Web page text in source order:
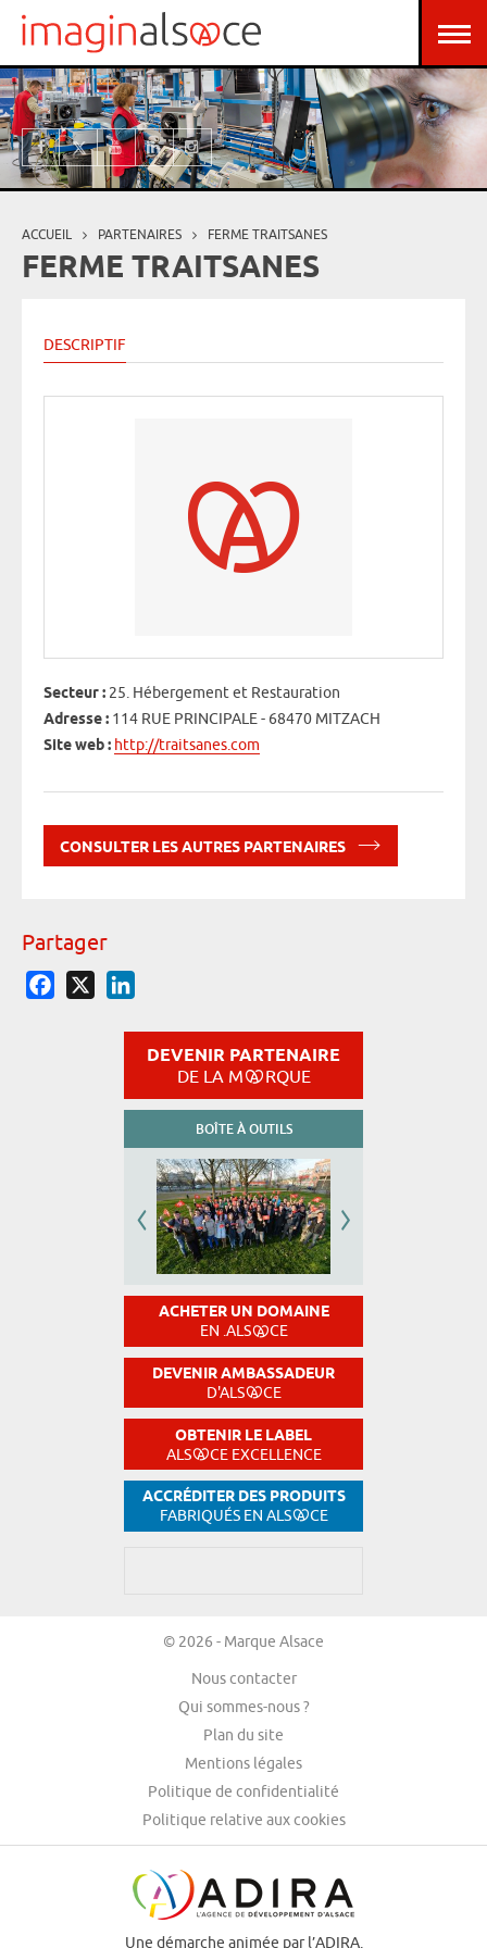
Aller au contenu principal
Vous êtes ici
ACCUEIL PARTENAIRES FERME TRAITSANES
FERME TRAITSANES
DESCRIPTIF
Secteur : 25. Hébergement et Restauration
Adresse : 114 RUE PRINCIPALE - 68470 MITZACH
Site web : http://traitsanes.com
CONSULTER LES AUTRES PARTENAIRES
Partager
Facebook
DEVENIR PARTENAIRE
DE LA M RQUE
BOÎTE À OUTILS
ACHETER UN DOMAINE
EN .ALS CE
DEVENIR AMBASSADEUR
D'ALS CE
OBTENIR LE LABEL
ALS CE EXCELLENCE
ACCRÉDITER DES PRODUITS
FABRIQUÉS EN ALS CE
© 2026 - Marque Alsace
Nous contacter
Qui sommes-nous ?
Plan du site
Mentions légales
Politique de confidentialité
Politique relative aux cookies
Une démarche animée par l’ADIRA.
Panneau de gestion des cookies